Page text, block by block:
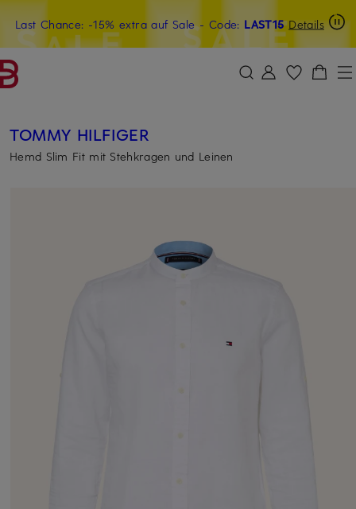
ZUM HAUPTINHALT ÜBERSPRINGEN ZUM SUCHFELD ÜBERSPRINGEN
Last Chance: -15% extra auf Sale- Code: LAST15 Details
15€-Willkommensgutschein mit Beyond sichern
TOMMY HILFIGER
Hemd Slim Fit mit Stehkragen und Leinen